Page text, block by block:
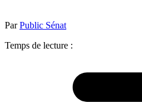
ParPublic Sénat
Temps de lecture :